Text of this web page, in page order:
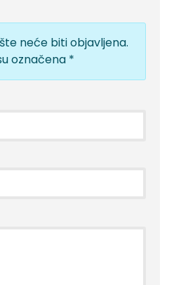
neće biti objavljena.
označena *